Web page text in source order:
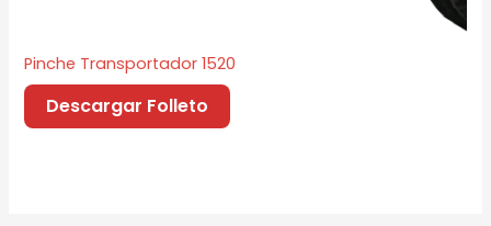
Pinche Transportador 1520
Descargar Folleto